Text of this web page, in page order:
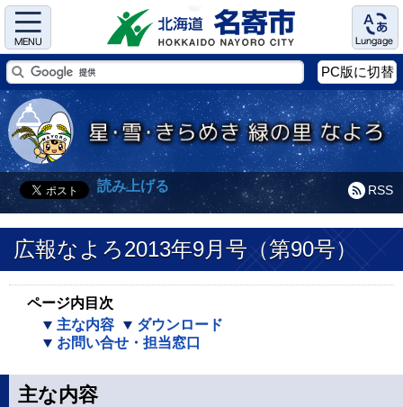
Menu Language
PC版に切替
RSS
読み上げる
広報なよろ2013年9月号（第90号）
ページ内目次
主な内容
ダウンロード
お問い合せ・担当窓口
主な内容